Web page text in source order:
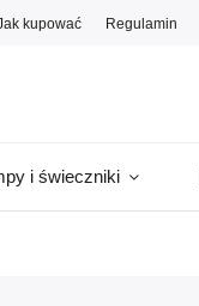
Jak kupować Regulamin
i świeczniki